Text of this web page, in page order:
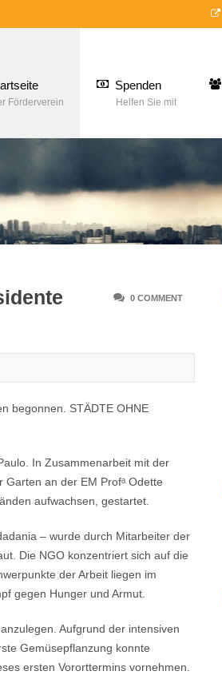
Förderverein
Spenden
Helfen Sie mit
0 COMMENT
begonnen. STÄDTE OHNE
In Zusammenarbeit mit der
an der EM Profᵃ Odette
aufwachsen, gestartet.
– wurde durch Mitarbeiter der
Die NGO konzentriert sich auf die
der Arbeit liegen im
gegen Hunger und Armut.
Aufgrund der intensiven
Gemüsepflanzung konnte
ersten Vororttermins vornehmen.